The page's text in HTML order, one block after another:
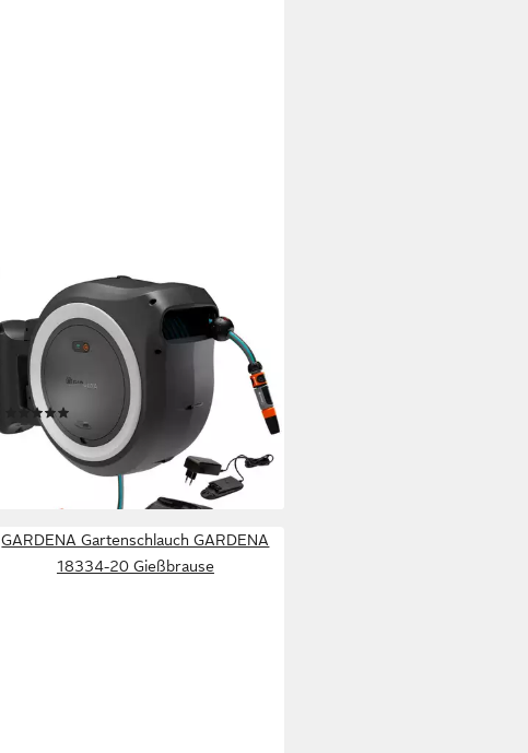
GARDENA
Wandschlauchbox PowerRoll XXL
18V P4A Ready-To-Use Set,
innovative, mit Funkfernsteuerung,
Inkl. Akku und Ladegerät
ab 353,06 € UVP 374,99 €
lieferbar - in 3-4 Werktagen bei dir
GARDENA Gartenschlauch GARDENA
18334-20 Gießbrause